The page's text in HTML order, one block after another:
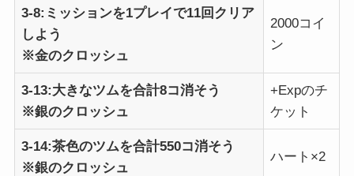
3-8:ミッションを1プレイで11回クリア
しよう
※金のクロッシュ
2000コイ
ン
3-13:大きなツムを合計8コ消そう
※銀のクロッシュ
+Expのチ
ケット
3-14:茶色のツムを合計550コ消そう
※銀のクロッシュ
ハート×2